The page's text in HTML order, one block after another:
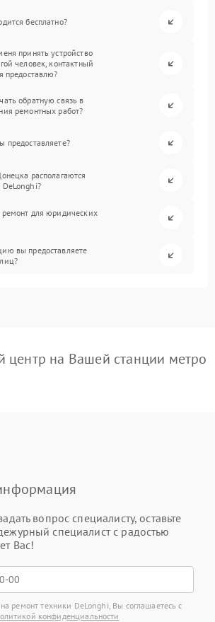
бесплатно?
принять устройство
человек, контактный
предоставлю?
обратную связь в
ремонтных работ?
предоставляете?
располагаются
для юридических
вы предоставляете
центр на Вашей станции метро
вопрос специалисту, оставьте
специалист с радостью
Вас!
ремонт техники DeLonghi, Вы соглашаетесь с
конфиденциальности